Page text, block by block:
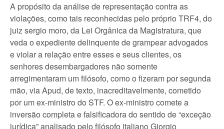
A propósito da análise de representação contra as
violações, como tais reconhecidas pelo próprio TRF4, do
juiz sergio moro, da Lei Orgânica da Magistratura, que
veda o expediente delinquente de grampear advogados
e violar a relação entre esses e seus clientes, os
senhores desembargadores não somente
arregimentaram um filósofo, como o fizeram por segunda
mão, via Apud, de texto, inacreditavelmente, cometido
por um ex-ministro do STF. O ex-ministro comete a
inversão completa e falsificadora do sentido de “exceção
jurídica” analisado pelo filósofo italiano Giorgio